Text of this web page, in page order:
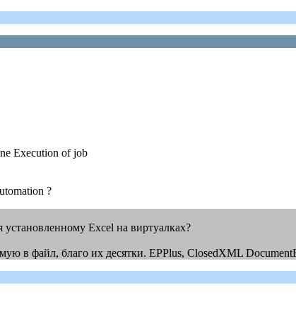
Execution of job
?
установленному Excel на виртуалках?
в файл, благо их десятки. EPPlus, ClosedXML